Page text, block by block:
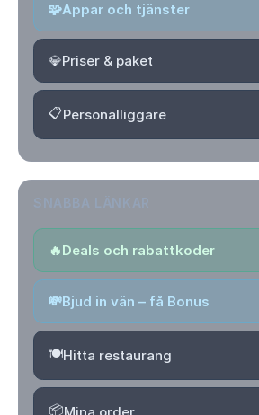
🧩Appar och tjänster
💎Priser & paket
📋Personalliggare
🔥Deals och rabattkoder
💸Bjud in vän – få Bonus
🍽️Hitta restaurang
📦